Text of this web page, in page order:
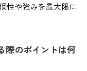
性や強みを最大限に
際のポイントは何